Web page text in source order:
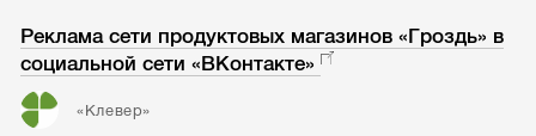
Реклама сети продуктовых магазинов «Гроздь» в
социальной сети «ВКонтакте»
«Клевер»